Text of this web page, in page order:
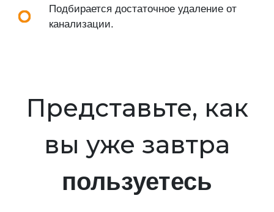
Подбирается достаточное удаление от
канализации.
Представьте, как
вы уже завтра
пользуетесь